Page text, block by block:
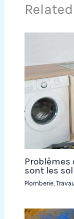
Problèmes
sont les
Plomberie,